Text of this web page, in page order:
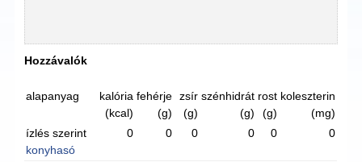
Hozzávalók
alapanyag
kalória
(kcal)
fehérje
(g)
zsír
(g)
szénhidrát
(g)
rost
(g)
koleszterin
(mg)
ízlés szerint
konyhasó
0 0 0 0 0 0